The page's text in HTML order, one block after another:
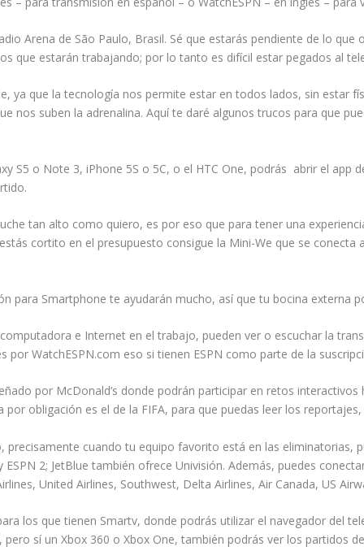
Arena de São Paulo, Brasil. Sé que estarás pendiente de lo
que estarán trabajando; por lo tanto es difícil estar pegados al
ya que la tecnología nos permite estar en todos lados, sin estar
nos suben la adrenalina. Aquí te daré algunos trucos para que
S5 o Note 3, iPhone 5S o 5C, o el HTC One, podrás abrir el
tan alto como quiero, es por eso que para tener una
cortito en el presupuesto consigue la Mini-We que se
para Smartphone te ayudarán mucho, así que tu bocina externa
e Internet en el trabajo, pueden ver o escuchar la
por WatchESPN.com eso si tienen ESPN como parte de la
por McDonald’s donde podrán participar en retos
por obligación es el de la FIFA, para que puedas leer los
precisamente cuando tu equipo favorito está en las eliminatorias,
ESPN 2; JetBlue también ofrece Univisión. Además, puedes
United Airlines, Southwest, Delta Airlines, Air Canada, US
los que tienen Smartv, donde podrás utilizar el navegador del
sí un Xbox 360 o Xbox One, también podrás ver los partidos